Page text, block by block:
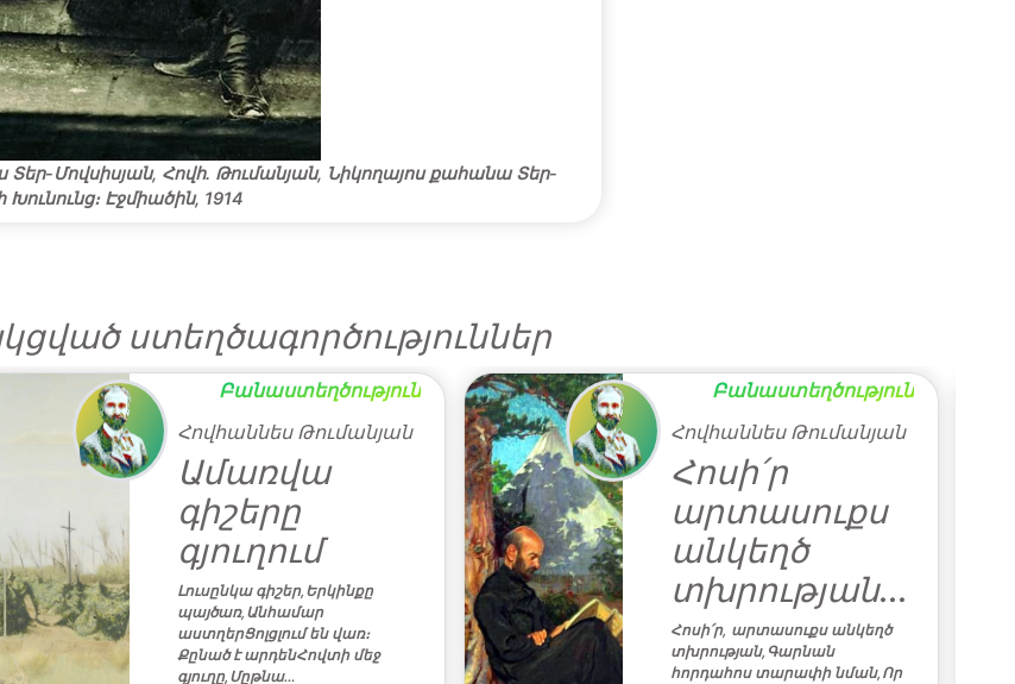
Մովսիսյան, Հովհ. Թումանյան, Նիկողայոս քահանա Տեր-
Էջմիածին, 1914
ստեղծագործություններ
Բանաստեղծություն
Հովհաննես Թումանյան
Ամառվա
գիշերը
գյուղում
Լուսընկա գիշեր,Երկինքը
պայծառ,Անհամար
աստղերՑոլցլում են վառ։
Քընած է արդենՀովտի մեջ
գյուղը,Մըթնա…
Բանաստեղծություն
Հովհաննես Թումանյան
Հոսի՛ր
արտասուքս
անկեղծ
տխրության...
Հոսի՛ր, արտասուքս անկեղծ
տխրության,Գարնան
հորդահոս տարափի նման,Որ